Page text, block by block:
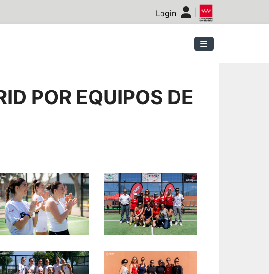
Login
POR EQUIPOS DE